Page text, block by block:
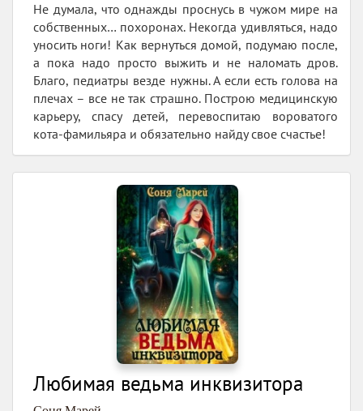
Не думала, что однажды проснусь в чужом мире на
собственных… похоронах. Некогда удивляться, надо
уносить ноги! Как вернуться домой, подумаю после,
а пока надо просто выжить и не наломать дров.
Благо, педиатры везде нужны. А если есть голова на
плечах – все не так страшно. Построю медицинскую
карьеру, спасу детей, перевоспитаю вороватого
кота-фамильяра и обязательно найду свое счастье!
Любимая ведьма инквизитора